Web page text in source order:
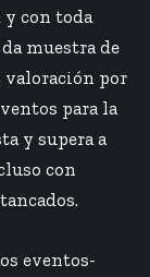
y con toda
muestra de
valoración por
para la
y supera a
con
eventos-